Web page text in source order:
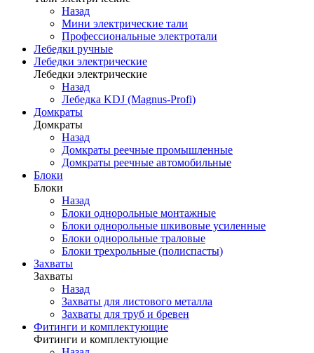
Назад
Мини электрические тали
Профессиональные электротали
Лебедки ручные
Лебедки электрические
Лебедки электрические
Назад
Лебедка KDJ (Magnus-Profi)
Домкраты
Домкраты
Назад
Домкраты реечные промышленные
Домкраты реечные автомобильные
Блоки
Блоки
Назад
Блоки однорольные монтажные
Блоки однорольные шкивовые усиленные
Блоки однорольные траловые
Блоки трехрольные (полиспасты)
Захваты
Захваты
Назад
Захваты для листового металла
Захваты для труб и бревен
Фитинги и комплектующие
Фитинги и комплектующие